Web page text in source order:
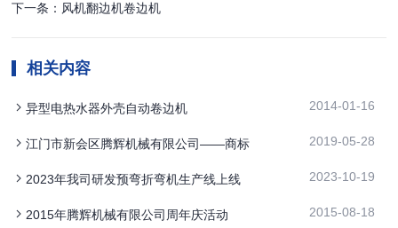
下一条：风机翻边机卷边机
相关内容
异型电热水器外壳自动卷边机 2014-01-16
江门市新会区腾辉机械有限公司——商标 2019-05-28
2023年我司研发预弯折弯机生产线上线 2023-10-19
2015年腾辉机械有限公司周年庆活动 2015-08-18